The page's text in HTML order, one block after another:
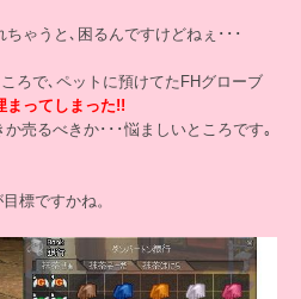
ゃうと､困るんですけどねぇ･･･
ろで､ペットに預けてたFHグローブ
まってしまった!!
売るべきか･･･悩ましいところです｡
標ですかね。